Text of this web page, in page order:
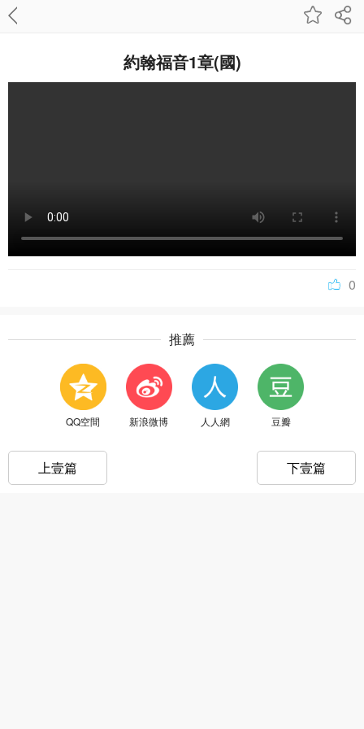
約翰福音1章(國)
0
推薦
QQ空間 新浪微博 人人網 豆瓣
上壹篇 下壹篇